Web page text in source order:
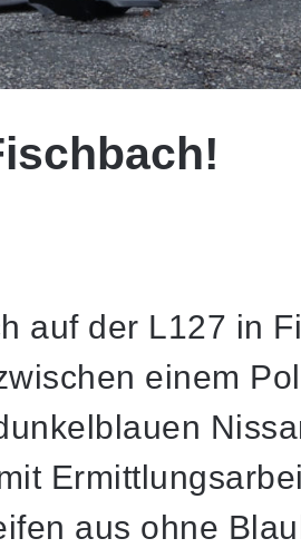
auf der L127 in
einem
aus ohne